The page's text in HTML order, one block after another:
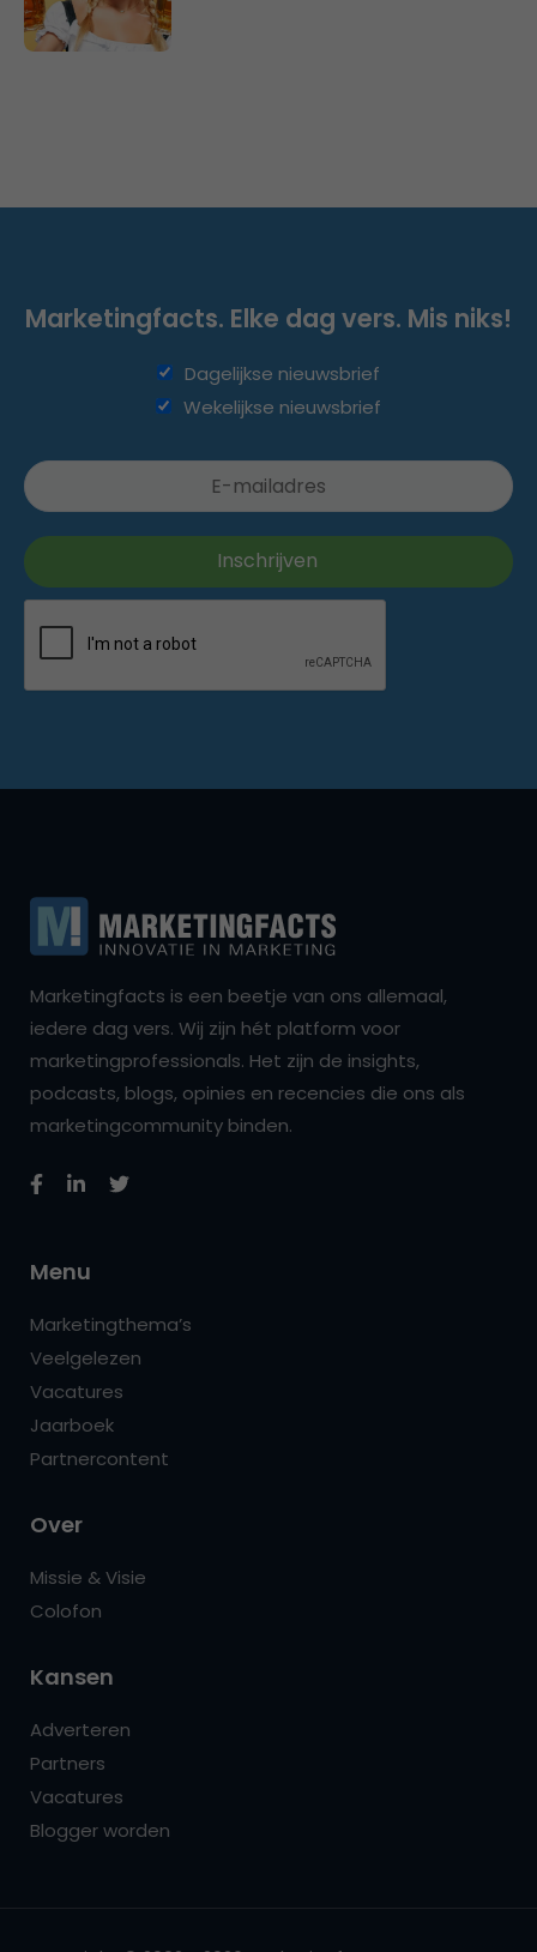
Marketingfacts. Elke dag vers. Mis niks!
Dagelijkse nieuwsbrief
Wekelijkse nieuwsbrief
Marketingfacts is een beetje van ons allemaal,
iedere dag vers. Wij zijn hét platform voor
marketingprofessionals. Het zijn de insights,
podcasts, blogs, opinies en recencies die ons als
marketingcommunity binden.
Menu
Marketingthema’s
Veelgelezen
Vacatures
Jaarboek
Partnercontent
Over
Missie & Visie
Colofon
Kansen
Adverteren
Partners
Vacatures
Blogger worden